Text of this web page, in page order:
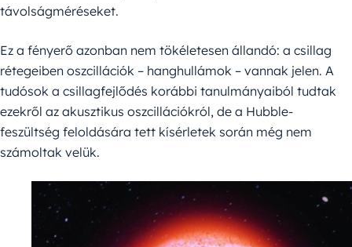
távolságméréseket.
Ez a fényerő azonban nem tökéletesen állandó: a csillag
rétegeiben oszcillációk – hanghullámok – vannak jelen. A
tudósok a csillagfejlődés korábbi tanulmányaiból tudtak
ezekről az akusztikus oszcillációkról, de a Hubble-
feszültség feloldására tett kísérletek során még nem
számoltak velük.